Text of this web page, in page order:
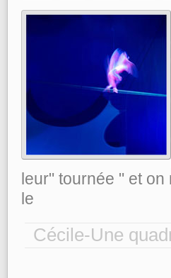
leur" tournée " et
le
Cécile-Une